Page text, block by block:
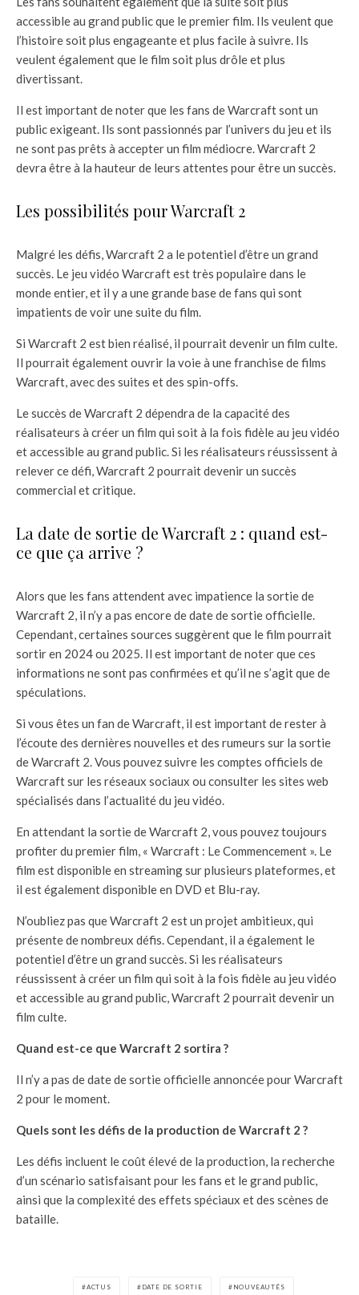
accessible au grand public que le premier film. Ils veulent que
l’histoire soit plus engageante et plus facile à suivre. Ils
veulent également que le film soit plus drôle et plus
divertissant.
Il est important de noter que les fans de Warcraft sont un
public exigeant. Ils sont passionnés par l’univers du jeu et ils
ne sont pas prêts à accepter un film médiocre. Warcraft 2
devra être à la hauteur de leurs attentes pour être un succès.
Les possibilités pour Warcraft 2
Malgré les défis, Warcraft 2 a le potentiel d’être un grand
succès. Le jeu vidéo Warcraft est très populaire dans le
monde entier, et il y a une grande base de fans qui sont
impatients de voir une suite du film.
Si Warcraft 2 est bien réalisé, il pourrait devenir un film culte.
Il pourrait également ouvrir la voie à une franchise de films
Warcraft, avec des suites et des spin-offs.
Le succès de Warcraft 2 dépendra de la capacité des
réalisateurs à créer un film qui soit à la fois fidèle au jeu vidéo
et accessible au grand public. Si les réalisateurs réussissent à
relever ce défi, Warcraft 2 pourrait devenir un succès
commercial et critique.
La date de sortie de Warcraft 2 : quand est-
ce que ça arrive ?
Alors que les fans attendent avec impatience la sortie de
Warcraft 2, il n’y a pas encore de date de sortie officielle.
Cependant, certaines sources suggèrent que le film pourrait
sortir en 2024 ou 2025. Il est important de noter que ces
informations ne sont pas confirmées et qu’il ne s’agit que de
spéculations.
Si vous êtes un fan de Warcraft, il est important de rester à
l’écoute des dernières nouvelles et des rumeurs sur la sortie
de Warcraft 2. Vous pouvez suivre les comptes officiels de
Warcraft sur les réseaux sociaux ou consulter les sites web
spécialisés dans l’actualité du jeu vidéo.
En attendant la sortie de Warcraft 2, vous pouvez toujours
profiter du premier film, « Warcraft : Le Commencement ». Le
film est disponible en streaming sur plusieurs plateformes, et
il est également disponible en DVD et Blu-ray.
N’oubliez pas que Warcraft 2 est un projet ambitieux, qui
présente de nombreux défis. Cependant, il a également le
potentiel d’être un grand succès. Si les réalisateurs
réussissent à créer un film qui soit à la fois fidèle au jeu vidéo
et accessible au grand public, Warcraft 2 pourrait devenir un
film culte.
Quand est-ce que Warcraft 2 sortira ?
Il n’y a pas de date de sortie officielle annoncée pour Warcraft
2 pour le moment.
Quels sont les défis de la production de Warcraft 2 ?
Les défis incluent le coût élevé de la production, la recherche
d’un scénario satisfaisant pour les fans et le grand public,
ainsi que la complexité des effets spéciaux et des scènes de
bataille.
ACTUS DATE DE SORTIE NOUVEAUTÉS